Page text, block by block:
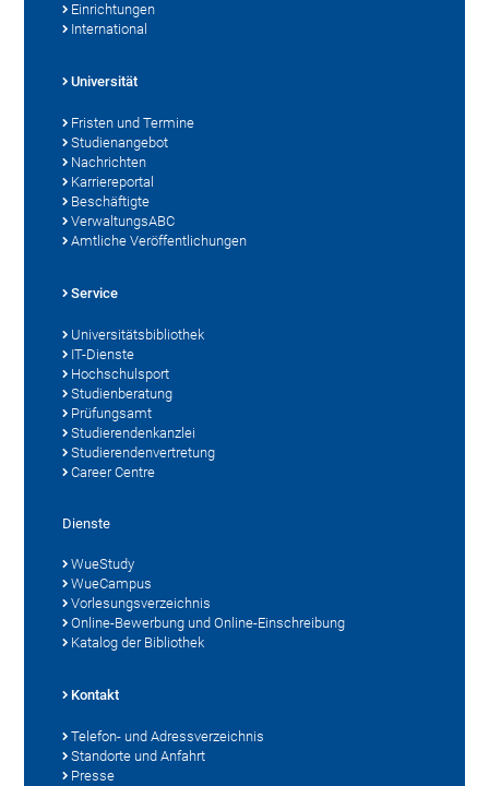
Einrichtungen
International
Universität
Fristen und Termine
Studienangebot
Nachrichten
Karriereportal
Beschäftigte
VerwaltungsABC
Amtliche Veröffentlichungen
Service
Universitätsbibliothek
IT-Dienste
Hochschulsport
Studienberatung
Prüfungsamt
Studierendenkanzlei
Studierendenvertretung
Career Centre
Dienste
WueStudy
WueCampus
Vorlesungsverzeichnis
Online-Bewerbung und Online-Einschreibung
Katalog der Bibliothek
Kontakt
Telefon- und Adressverzeichnis
Standorte und Anfahrt
Presse